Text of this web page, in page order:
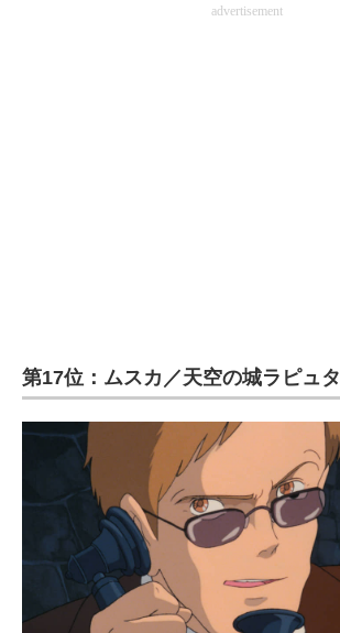
advertisement
第17位：ムスカ／天空の城ラピュタ